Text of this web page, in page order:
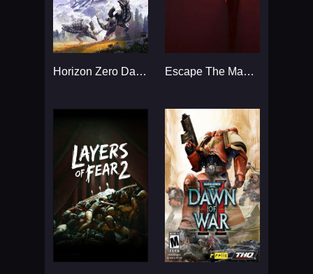
Horizon Zero Dawn RePack Xatab... Escape The Manor...